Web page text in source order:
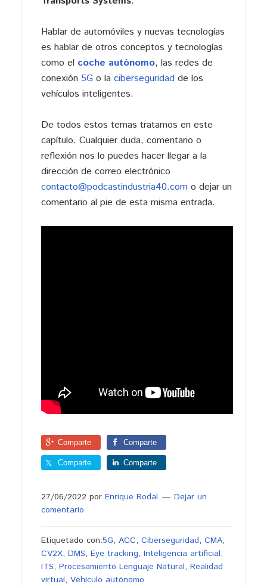
Hablar de automóviles y nuevas tecnologías
es hablar de otros conceptos y tecnologías
como el coche autónomo, las redes de
conexión 5Go la ciberseguridadde los
vehículos inteligentes.
De todos estos temas tratamos en este
capítulo. Cualquier duda, comentario o
reflexión nos lo puedes hacer llegar a la
dirección de correo electrónico
contacto@podcastindustria40.como dejar un
comentario al pie de esta misma entrada.
Comparte Comparte
Comparte Comparte
27/06/2022 por Enrique Rodal
Dejar un
comentario
Etiquetado con:5G, ACC, Ciberseguridad, CMA,
CV2X, DMS, Eye tracking, Inteligencia artificial,
ITS, Procesamiento Lenguaje Natural, Realidad
virtual, Vehículo autónomo